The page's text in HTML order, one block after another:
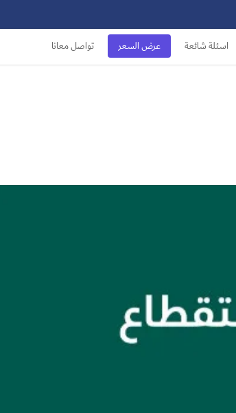
اسئلة شائعة عرض السعر تواصل معانا